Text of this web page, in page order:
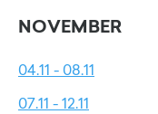
NOVEMBER
04.11 - 08.11
07.11 - 12.11